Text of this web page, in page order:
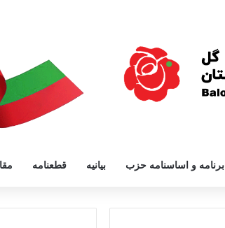
برنامه و اساسنامه حزب بیانیه قطعنامه